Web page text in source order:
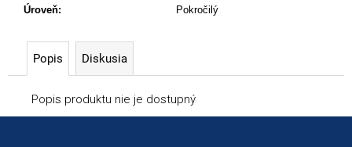
Úroveň: Pokročilý
Popis Diskusia
Popis produktu nie je dostupný